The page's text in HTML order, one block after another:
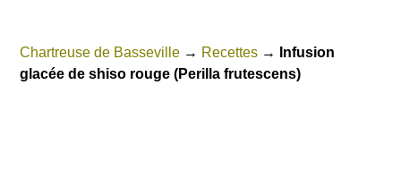
Chartreuse de Basseville → Recettes →
Infusion
glacée de shiso rouge (Perilla frutescens)